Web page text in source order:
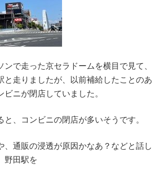
で走った京セラドームを横目で見て、
と走りましたが、以前補給したことのあ
ビニが閉店していました。
と、コンビニの閉店が多いそうです。
、通販の浸透が原因かなあ？などと話し
野田駅を